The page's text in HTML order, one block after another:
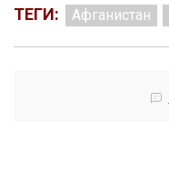
ТЕГИ: Афганистан